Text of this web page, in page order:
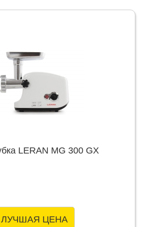
LERAN MG 300 GX
ЛУЧШАЯ ЦЕНА